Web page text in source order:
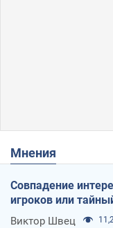
Мнения
Совпадение
игроков или
Виктор Швец